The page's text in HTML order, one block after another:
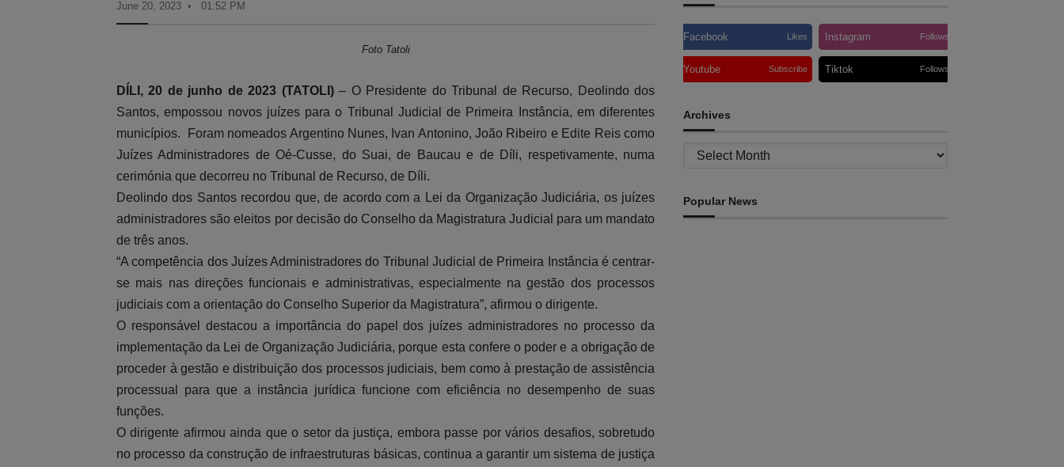
June 20, 2023 01:52 PM
Foto Tatoli
DÍLI, 20 de junho de 2023 (TATOLI)– O Presidente do Tribunal de Recurso, Deolindo dos
Santos, empossou novos juízes para o Tribunal Judicial de Primeira Instância, em diferentes
municípios. Foram nomeados Argentino Nunes, Ivan Antonino, João Ribeiro e Edite Reis como
Juízes Administradores de Oé-Cusse, do Suai, de Baucau e de Díli, respetivamente, numa
cerimónia que decorreu no Tribunal de Recurso, de Díli.
Deolindo dos Santos recordou que, de acordo com a Lei da Organização Judiciária, os juízes
administradores são eleitos por decisão do Conselho da Magistratura Judicial para um mandato
de três anos.
“A competência dos Juízes Administradores do Tribunal Judicial de Primeira Instância é centrar-
se mais nas direções funcionais e administrativas, especialmente na gestão dos processos
judiciais com a orientação do Conselho Superior da Magistratura”, afirmou o dirigente.
O responsável destacou a importância do papel dos juízes administradores no processo da
implementação da Lei de Organização Judiciária, porque esta confere o poder e a obrigação de
proceder à gestão e distribuição dos processos judiciais, bem como à prestação de assistência
processual para que a instância jurídica funcione com eficiência no desempenho de suas
funções.
O dirigente afirmou ainda que o setor da justiça, embora passe por vários desafios, sobretudo
no processo da construção de infraestruturas básicas, continua a garantir um sistema de justiça
Facebook Likes Instagram Follows
Youtube Subscribe Tiktok Follows
Archives
Archives
Popular News